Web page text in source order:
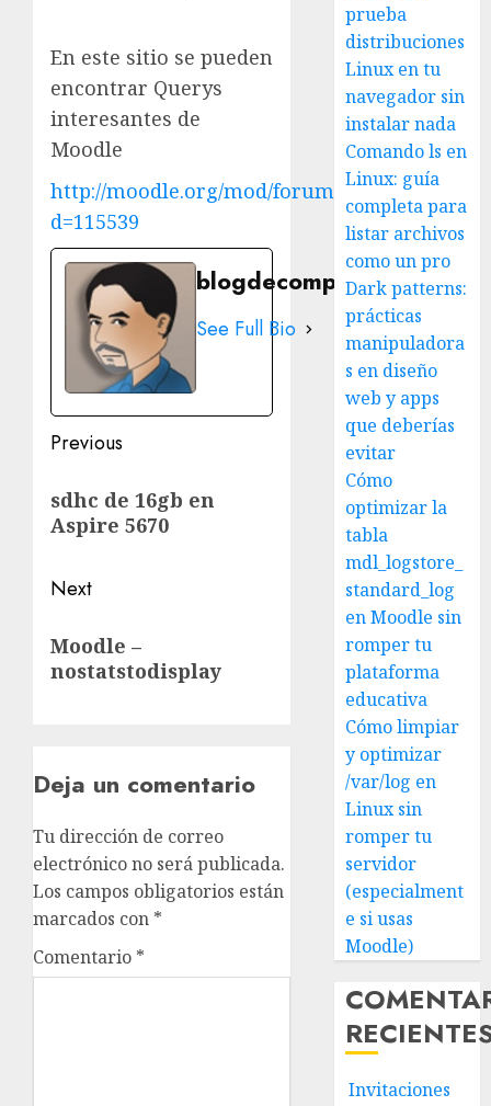
En este sitio se pueden
encontrar Querys
interesantes de
Moodle
http://moodle.org/mod/forum/discuss.php?
d=115539
blogdecomputo.com
See Full Bio
Post
navigation
Previous
post:
sdhc de 16gb en
Aspire 5670
Next
post:
Moodle –
nostatstodisplay
Deja un comentario
Tu dirección de correo
electrónico no será publicada.
Los campos obligatorios están
marcados con *
Comentario *
prueba
distribuciones
Linux en tu
navegador sin
instalar nada
Comando ls en
Linux: guía
completa para
listar archivos
como un pro
Dark patterns:
prácticas
manipuladora
s en diseño
web y apps
que deberías
evitar
Cómo
optimizar la
tabla
mdl_logstore_
standard_log
en Moodle sin
romper tu
plataforma
educativa
Cómo limpiar
y optimizar
/var/log en
Linux sin
romper tu
servidor
(especialment
e si usas
Moodle)
Invitaciones